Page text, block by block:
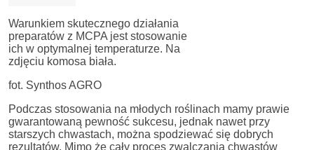
Warunkiem skutecznego działania
preparatów z MCPA jest stosowanie
ich w optymalnej temperaturze. Na
zdjęciu komosa biała.
fot. Synthos AGRO
Podczas stosowania na młodych roślinach mamy prawie
gwarantowaną pewność sukcesu, jednak nawet przy
starszych chwastach, można spodziewać się dobrych
rezultatów. Mimo że cały proces zwalczania chwastów